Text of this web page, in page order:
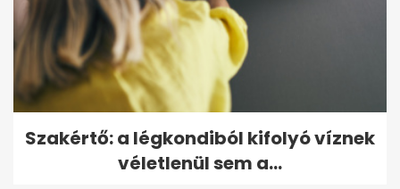
Szakértő: a légkondiból kifolyó víznek
véletlenül sem a...